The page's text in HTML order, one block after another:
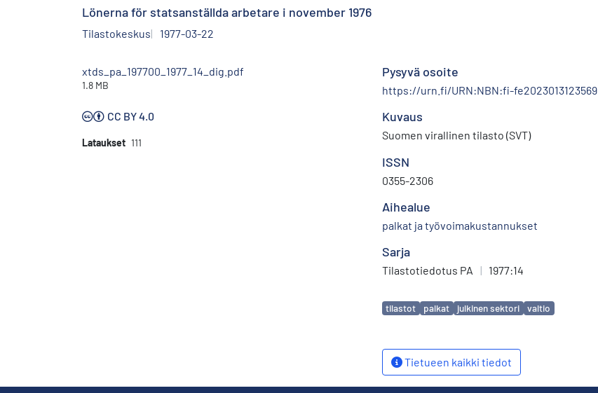
Lönerna för statsanställda arbetare i november 1976
Tilastokeskus 1977-03-22
xtds_pa_197700_1977_14_dig.pdf
1.8 MB
CC BY 4.0
Lataukset 111
Pysyvä osoite
https://urn.fi/URN:NBN:fi-fe2023013123569
Kuvaus
Suomen virallinen tilasto (SVT)
ISSN
0355-2306
Aihealue
palkat ja työvoimakustannukset
Sarja
Tilastotiedotus PA | 1977:14
Avainsanat
tilastot palkat julkinen sektori valtio
Tietueen kaikki tiedot